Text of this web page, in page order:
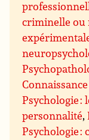
criminelle ou
Psychologie :
personnalité,
Psychologie